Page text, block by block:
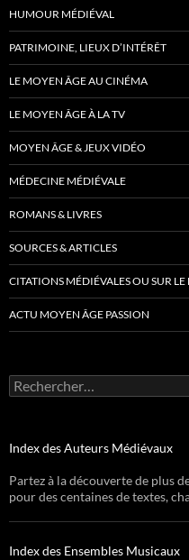
HUMOUR MÉDIÉVAL
PATRIMOINE, LIEUX D’INTÉRÊT
LE MOYEN ÂGE AU CINÉMA
LE MOYEN ÂGE À LA TV
MOYEN ÂGE & JEUX VIDÉO
MÉDECINE MÉDIÉVALE
ROMANS & LIVRES
SOURCES & ARTICLES
CITATIONS MÉDIÉVALES OU SUR
ACTU MOYEN ÂGE PASSION
Rechercher :
Index des Auteurs Médiévaux
Partez à la découverte de plus
pour des centaines de textes,
Index des Ensembles Musicaux